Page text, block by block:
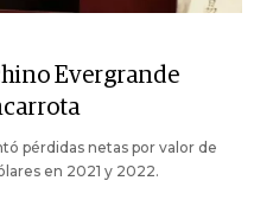
Evergrande
pérdidas netas por valor de
en 2021 y 2022.